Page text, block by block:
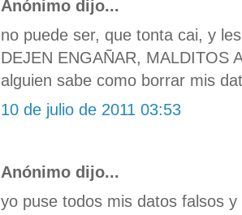
Anónimo dijo...
no puede ser, que tonta cai, y
DEJEN ENGAÑAR, MALDITOS
alguien sabe como borrar mis
10 de julio de 2011 03:53
Anónimo dijo...
yo puse todos mis datos falsos